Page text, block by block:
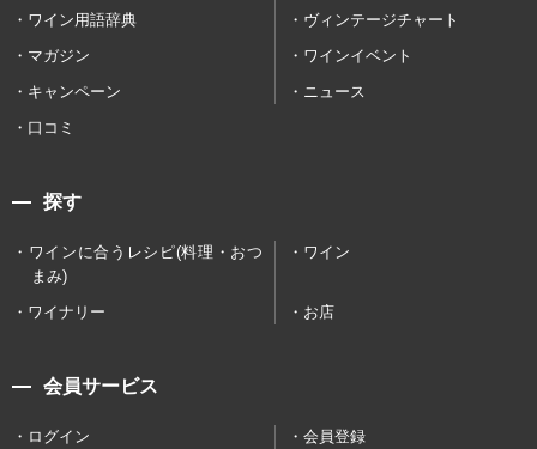
ワイン用語辞典
ヴィンテージチャート
マガジン
ワインイベント
キャンペーン
ニュース
口コミ
探す
ワインに合うレシピ(料理・おつ
まみ)
ワイン
ワイナリー お店
会員サービス
ログイン 会員登録